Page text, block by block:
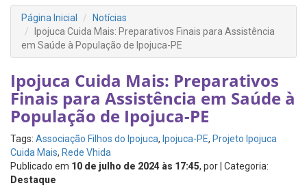
Página Inicial
Notícias
Ipojuca Cuida Mais: Preparativos Finais para Assistência
em Saúde à População de Ipojuca-PE
Ipojuca Cuida Mais: Preparativos
Finais para Assistência em Saúde à
População de Ipojuca-PE
Tags: Associação Filhos do Ipojuca, Ipojuca-PE, Projeto Ipojuca
Cuida Mais, Rede Vhida
Publicado em 10 de julho de 2024 às 17:45, por | Categoria:
Destaque